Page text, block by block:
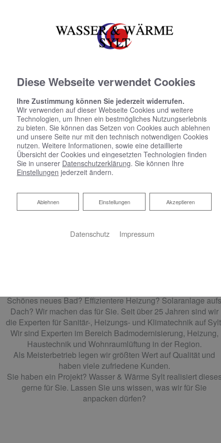
JETZT IHR BAD MODERNISIEREN
Schönes neues Bad? Effizientere Heizung? Solaranlage aufs
Dach? Wir machen das für Sie. Seit über 25 Jahren sind wir
die Experten für Sanitär-, Heizungs- und Klimatechnik auf
Wir sind Experten im Bereich Badmodernisierung, Heizung,
Haustechnik und Wohnraumlüftung in der Region.
Als Meisterbetrieb legen wir größten Wert auf Qualität und
haben viele zufriedene Kunden.
Sie haben ein Projekt? Wasser & Wärme Sylt realisiert
gerne für Sie. Lassen Sie uns wissen, was wir für Sie
anpacken dürfen?
Diese Webseite verwendet Cookies
Ihre Zustimmung können Sie jederzeit widerrufen.
Wir verwenden auf dieser Webseite Cookies und weitere
Technologien, um Ihnen ein bestmögliches Nutzungserlebnis
zu bieten. Sie können das Setzen von Cookies auch ablehnen
und unsere Seite nur mit den technisch notwendigen Cookies
nutzen. Weitere Informationen, sowie eine detaillierte
Übersicht der Cookies und eingesetzten Technologien finden
Sie in unserer Datenschutzerklärung. Sie können Ihre
Einstellungen jederzeit ändern.
Akzeptieren
Einstellungen
Ablehnen
Ablehnen
Datenschutz Impressum